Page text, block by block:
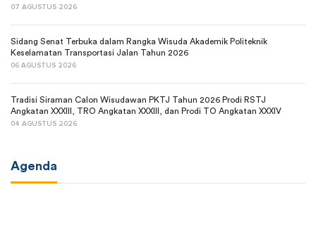
07 AGUSTUS 2026
Sidang Senat Terbuka dalam Rangka Wisuda Akademik Politeknik
Keselamatan Transportasi Jalan Tahun 2026
06 AGUSTUS 2026
Tradisi Siraman Calon Wisudawan PKTJ Tahun 2026 Prodi RSTJ
Angkatan XXXIII, TRO Angkatan XXXIII, dan Prodi TO Angkatan XXXIV
04 AGUSTUS 2026
Agenda